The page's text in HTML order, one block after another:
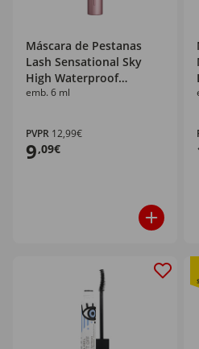
Máscara de Pestanas
Lash Sensational Sky
High Waterproof
Maybelline New York
emb. 6 ml
PVPR 12,99€
9,09€